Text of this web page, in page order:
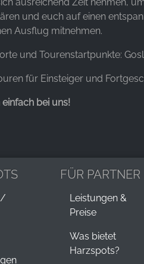
und euch auf einen
Ausflug mitnehmen.
und Tourenstartpunkte:
für Einsteiger und
bei uns!
/
FÜR PARTNER
Leistungen &
Preise
Was bietet
Harzspots?
und Social Media